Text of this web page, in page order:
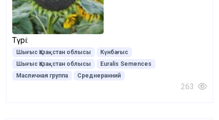
Түрі:
Шығыс Қазақстан облысы
Күнбағыс
Шығыс Қазақстан облысы
Euralis Semences
Масличная группа
Среднеранний
263